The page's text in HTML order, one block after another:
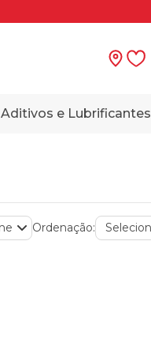
Aditivos e Lubrificantes
Ordenação: